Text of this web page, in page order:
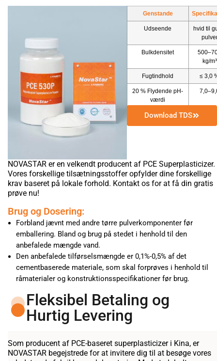
Genstande
Udseende
hvid til
Bulkdensitet
kg/m³
Fugtindhold ≤ 3,0
20 % Flydende pH-
værdi
Vandreduceringsrate
Download TDS
NOVASTAR er en velkendt producent af PCE Superplasticizer.
Vores forskellige tilsætningsstoffer opfylder dine forskellige
krav baseret på lokale forhold. Kontakt os for at få din gratis
prøve nu!
Brug og Dosering:
Forbland jævnt med andre tørre pulverkomponenter før
emballering. Bland og brug på stedet i henhold til den
anbefalede mængde vand.
Den anbefalede tilførselsmængde er 0,1%-0,5% af det
cementbaserede materiale, som skal forprøves i henhold til
råmaterialer og konstruktionsspecifikationer før brug.
Fleksibel Betaling og
Hurtig Levering
Som producent af PCE-baseret superplasticizer i Kina, er
NOVASTAR begejstrede for at invitere dig til at besøge vores